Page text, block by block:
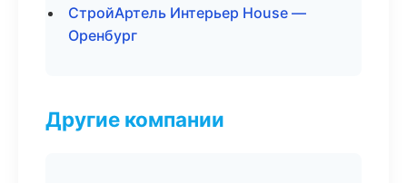
СтройАртель Интерьер House —
Оренбург
Другие компании